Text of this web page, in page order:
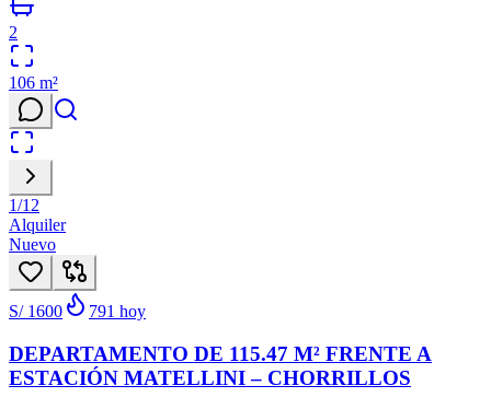
2
106 m²
1/12
Alquiler
Nuevo
S/ 1600 791 hoy
DEPARTAMENTO DE 115.47 M² FRENTE A
ESTACIÓN MATELLINI – CHORRILLOS